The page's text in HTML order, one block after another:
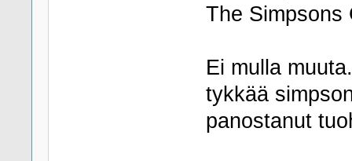
The Simpsons
Ei mulla
tykkää
panostanut